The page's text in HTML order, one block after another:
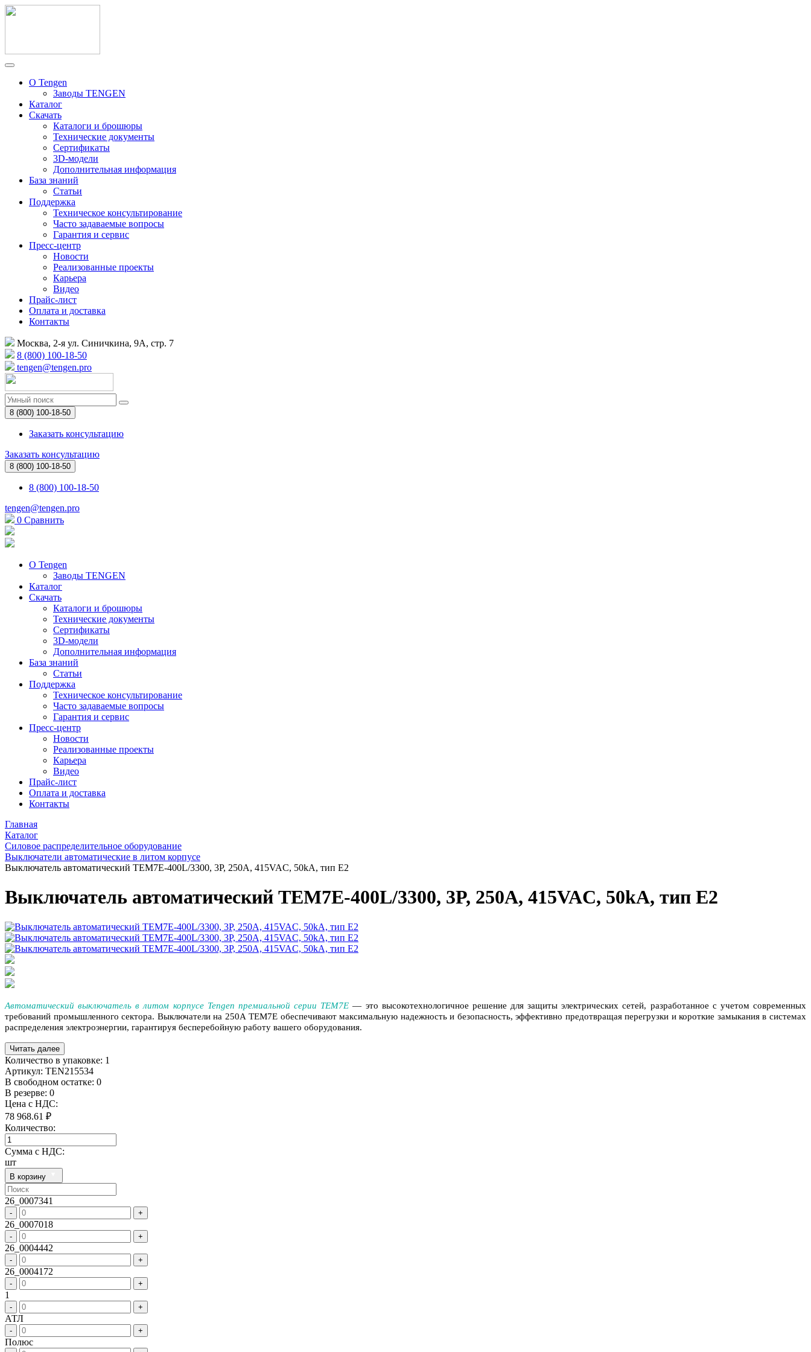
О Tengen
Заводы TENGEN
Каталог
Скачать
Каталоги и брошюры
Технические документы
Сертификаты
3D-модели
Дополнительная информация
База знаний
Статьи
Поддержка
Техническое консультирование
Часто задаваемые вопросы
Гарантия и сервис
Пресс-центр
Новости
Реализованные проекты
Карьера
Видео
Прайс-лист
Оплата и доставка
Контакты
Москва, 2-я ул. Синичкина, 9А, стр. 7
8 (800) 100-18-50
tengen@tengen.pro
8 (800) 100-18-50
Заказать консультацию
Заказать консультацию
8 (800) 100-18-50
8 (800) 100-18-50
tengen@tengen.pro
0 Сравнить
О Tengen
Заводы TENGEN
Каталог
Скачать
Каталоги и брошюры
Технические документы
Сертификаты
3D-модели
Дополнительная информация
База знаний
Статьи
Поддержка
Техническое консультирование
Часто задаваемые вопросы
Гарантия и сервис
Пресс-центр
Новости
Реализованные проекты
Карьера
Видео
Прайс-лист
Оплата и доставка
Контакты
Главная
Каталог
Силовое распределительное оборудование
Выключатели автоматические в литом корпусе
Выключатель автоматический TEM7E-400L/3300, 3P, 250A, 415VAC, 50kA, тип E2
Выключатель автоматический TEM7E-400L/3300, 3P, 250A, 415VAC, 50kA, тип E2
Автоматический выключатель в литом корпусе Tengen премиальной серии TEM7E — это высокотехнологичное решение для защиты электрических сетей, разработанное с учетом современных
требований промышленного сектора. Выключатели на 250ATEM7E обеспечивают максимальную надежность и безопасность, эффективно предотвращая перегрузки и короткие замыкания в системах
распределения электроэнергии, гарантируя бесперебойную работу вашего оборудования.
Читать далее
Количество в упаковке: 1
Артикул: TEN215534
В свободном остатке: 0
В резерве: 0
Цена с НДС:
78 968.61 ₽
Количество:
Сумма с НДС:
шт
В корзину
26_0007341
- +
26_0007018
- +
26_0004442
- +
26_0004172
- +
1
- +
АТЛ
- +
Полюс